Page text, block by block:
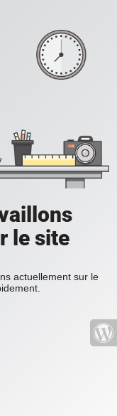
le site
actuellement sur le